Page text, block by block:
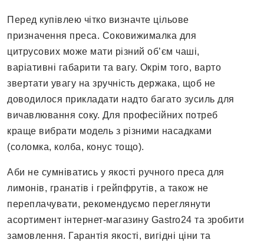
Перед купівлею чітко визначте цільове
призначення преса. Соковижималка для
цитрусових може мати різний об’єм чаші,
варіативні габарити та вагу. Окрім того, варто
звертати увагу на зручність держака, щоб не
доводилося прикладати надто багато зусиль для
вичавлювання соку. Для професійних потреб
краще вибрати модель з різними насадками
(соломка, колба, конус тощо).
Аби не сумніватись у якості ручного преса для
лимонів, гранатів і грейпфрутів, а також не
переплачувати, рекомендуємо переглянути
асортимент інтернет-магазину Gastro24 та зробити
замовлення. Гарантія якості, вигідні ціни та